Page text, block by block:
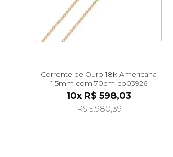
Corrente de Ouro 18k Americana
1,5mm com 70cm co03926
10x R$ 598,03
R$ 5.980,39